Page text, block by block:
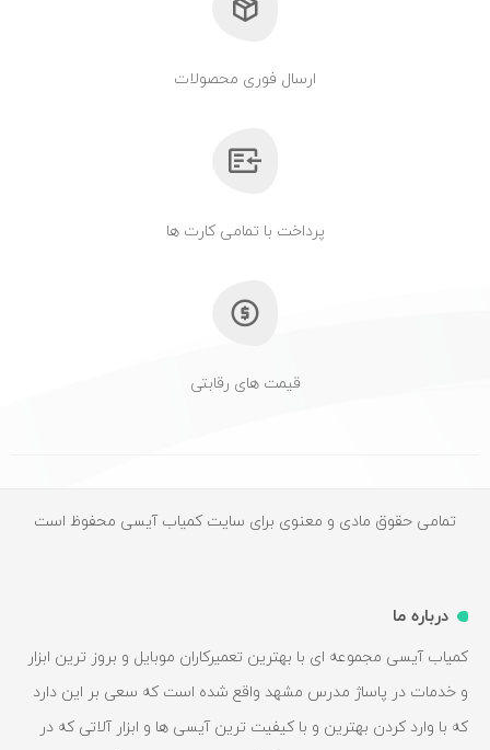
ارسال فوری محصولات
پرداخت با تمامی کارت ها
قیمت های رقابتی
تمامی حقوق مادی و معنوی برای سایت کمیاب آیسی محفوظ است
درباره ما
کمیاب آیسی مجموعه ای با بهترین تعمیرکاران موبایل و بروز ترین ابزار
و خدمات در پاساژ مدرس مشهد واقع شده است که سعی بر این دارد
که با وارد کردن بهترین و با کیفیت ترین آیسی ها و ابزار آلاتی که در